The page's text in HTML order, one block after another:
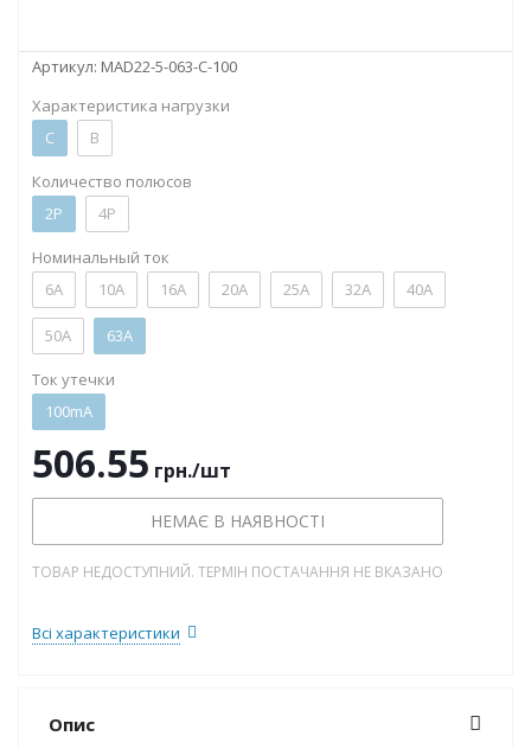
Артикул: MAD22-5-063-C-100
Характеристика нагрузки
C
B
Количество полюсов
2P
4P
Номинальный ток
6А
10А 16А 20А 25А 32А 40А
50А 63А
Ток утечки
100mA
506.55 грн./шт
НЕМАЄ В НАЯВНОСТІ
ТОВАР НЕДОСТУПНИЙ. ТЕРМІН ПОСТАЧАННЯ НЕ ВКАЗАНО
Всі характеристики
Опис